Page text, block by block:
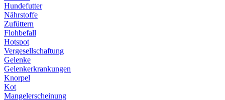
Hundefutter
Nährstoffe
Zufüttern
Flohbefall
Hotspot
Vergesellschaftung
Gelenke
Gelenkerkrankungen
Knorpel
Kot
Mangelerscheinung